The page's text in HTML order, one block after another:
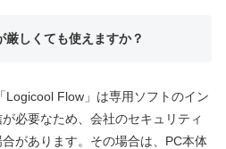
しくても使えますか？
「Logicool Flow」は専用ソフトのイン
必要なため、会社のセキュリティ
があります。その場合は、PC本体